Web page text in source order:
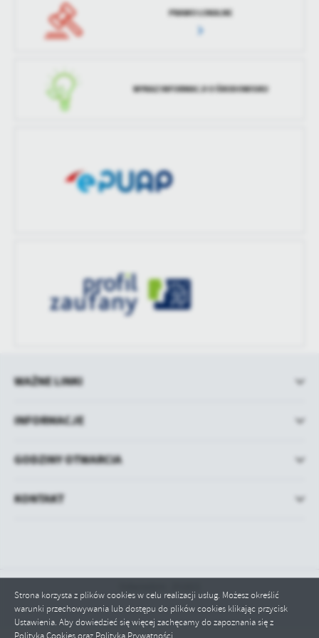
Strona korzysta z plików cookies w celu realizacji usług. Możesz określić
warunki przechowywania lub dostępu do plików cookies klikając przycisk
Ustawienia. Aby dowiedzieć się więcej zachęcamy do zapoznania się z
Polityką Cookies oraz Polityką Prywatności.
treści w postaci wiadomości, ofert, komunikatów mediów
społecznościowych.
PRAWO LOKALNE
WYKAZ INFORMACJI O ŚRODOWISKU
WAŻNE LINKI
INFORMACJE
GODZINY OTWARCIA
KONTAKT